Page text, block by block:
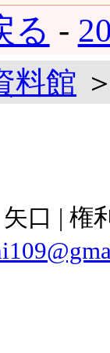
る -
料館
口 |